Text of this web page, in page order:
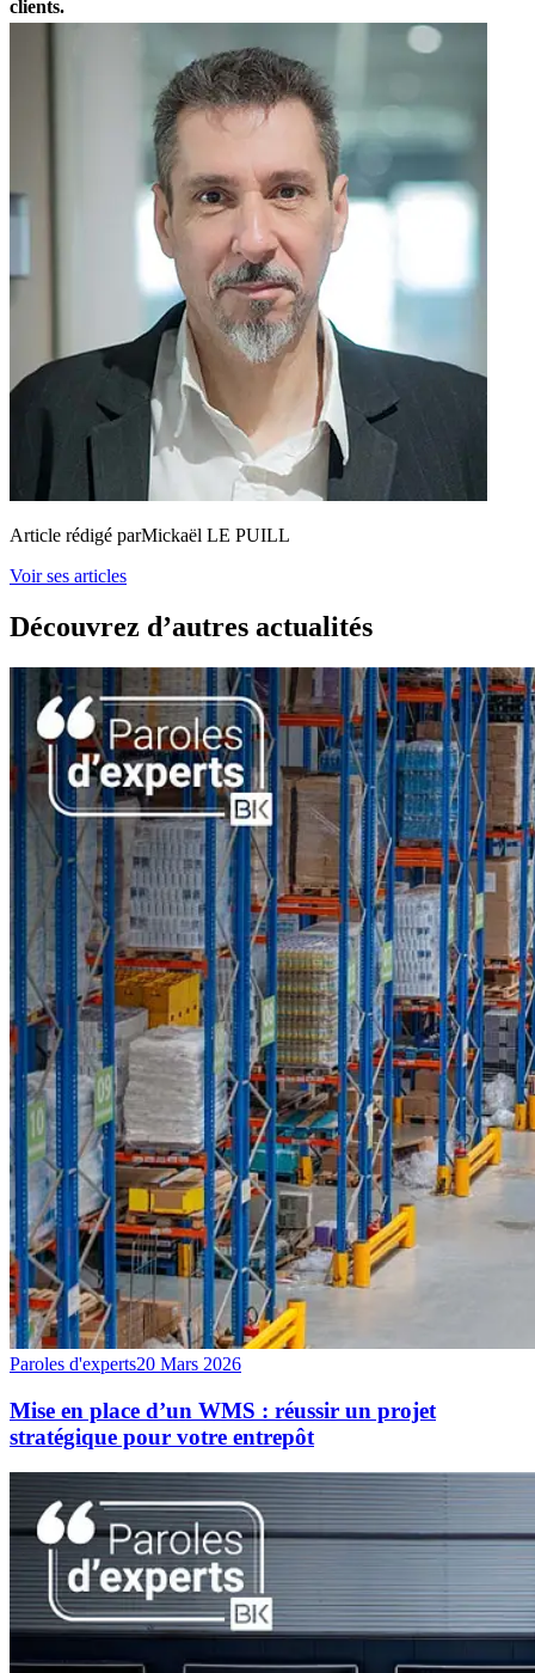
clients.
Article rédigé parMickaël LE PUILL
Voir ses articles
Découvrez d’autres actualités
Paroles d'experts20 Mars 2026
Mise en place d’un WMS : réussir un projet
stratégique pour votre entrepôt